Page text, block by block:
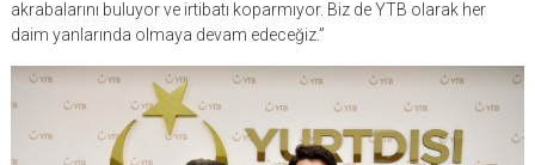
akrabalarını buluyor ve irtibatı koparmıyor. Biz de YTB olarak her
daim yanlarında olmaya devam edeceğiz.”